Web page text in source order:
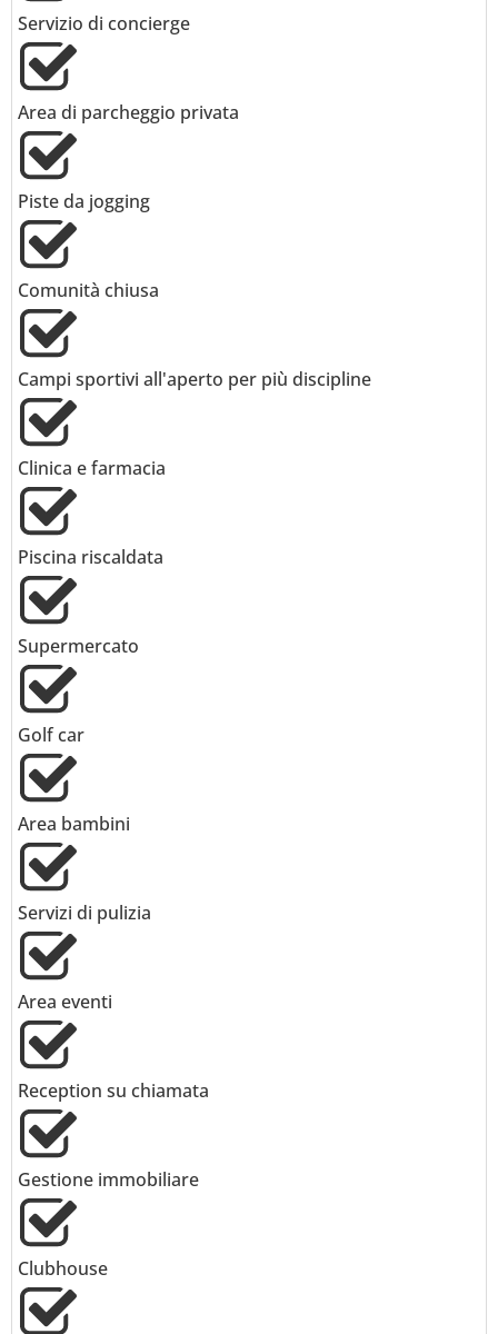
Servizio di concierge
Area di parcheggio privata
Piste da jogging
Comunità chiusa
Campi sportivi all'aperto per più discipline
Clinica e farmacia
Piscina riscaldata
Supermercato
Golf car
Area bambini
Servizi di pulizia
Area eventi
Reception su chiamata
Gestione immobiliare
Clubhouse